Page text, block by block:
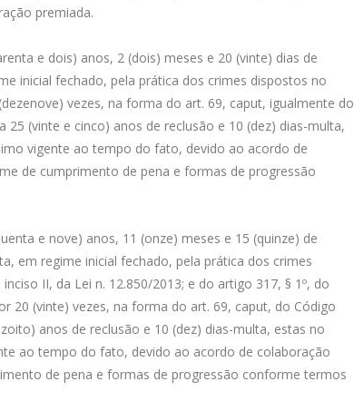
premiada.
e dois) anos, 2 (dois) meses e 20 (vinte) dias de
inicial fechado, pela prática dos crimes dispostos no
vezes, na forma do art. 69, caput, igualmente do
(vinte e cinco) anos de reclusão e 10 (dez) dias-multa,
vigente ao tempo do fato, devido ao acordo de
de cumprimento de pena e formas de progressão
e nove) anos, 11 (onze) meses e 15 (quinze) de
em regime inicial fechado, pela prática dos crimes
II, da Lei n. 12.850/2013; e do artigo 317, § 1º, do
20 (vinte) vezes, na forma do art. 69, caput, do Código
anos de reclusão e 10 (dez) dias-multa, estas no
ao tempo do fato, devido ao acordo de colaboração
de pena e formas de progressão conforme termos